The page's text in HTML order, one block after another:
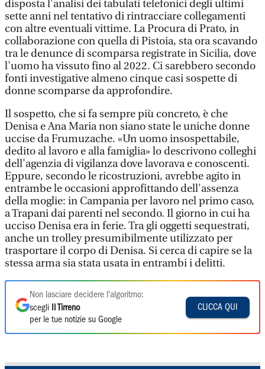
disposta l'analisi dei tabulati telefonici degli ultimi
sette anni nel tentativo di rintracciare collegamenti
con altre eventuali vittime. La Procura di Prato, in
collaborazione con quella di Pistoia, sta ora scavando
tra le denunce di scomparsa registrate in Sicilia, dove
l'uomo ha vissuto fino al 2022. Ci sarebbero secondo
fonti investigative almeno cinque casi sospette di
donne scomparse da approfondire.
Il sospetto, che si fa sempre più concreto, è che
Denisa e Ana Maria non siano state le uniche donne
uccise da Frumuzache. «Un uomo insospettabile,
dedito al lavoro e alla famiglia» lo descrivono colleghi
dell'agenzia di vigilanza dove lavorava e conoscenti.
Eppure, secondo le ricostruzioni, avrebbe agito in
entrambe le occasioni approfittando dell'assenza
della moglie: in Campania per lavoro nel primo caso,
a Trapani dai parenti nel secondo. Il giorno in cui ha
ucciso Denisa era in ferie. Tra gli oggetti sequestrati,
anche un trolley presumibilmente utilizzato per
trasportare il corpo di Denisa. Si cerca di capire se la
stessa arma sia stata usata in entrambi i delitti.
Non lasciare decidere l'algoritmo:
scegli
Il Tirreno
per le tue notizie su Google
CLICCA QUI